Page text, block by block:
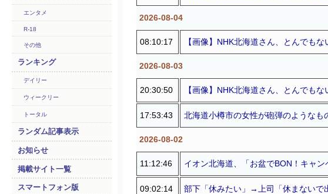
エンタメ
R-18
その他
ランキング
デイリー
ウィークリー
トータル
ランダム記事表示
お知らせ
掲載サイト一覧
スマートフォン版
2026-08-04
08:10:17 【画像】NHK北海道さん、とんでも
2026-08-03
20:30:50 【画像】NHK北海道さん、とんでも
17:53:43 北海道小樽市の女性が砲弾のようなも
2026-08-02
11:12:46 イオン北海道、「お盆でBON！キャ
09:02:14 部下「休みたい」→上司「休まないで